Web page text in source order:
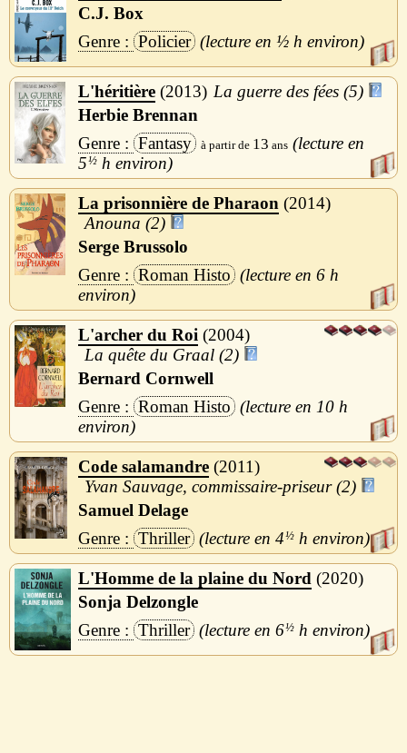
C.J. Box
Policier
½ h
L'héritière 2013
La guerre des fées (5)
Herbie Brennan
Fantasy
13
5½ h
La prisonnière de Pharaon
2014
Anouna (2)
Serge Brussolo
Roman Histo
6 h
L'archer du Roi
2004
La quête du Graal (2)
Bernard Cornwell
Roman Histo
10 h
Code salamandre 2011
Yvan Sauvage, commissaire-priseur (2)
Samuel Delage
Thriller
4½ h
L'Homme de la plaine du Nord
2020
Sonja Delzongle
Thriller
6½ h